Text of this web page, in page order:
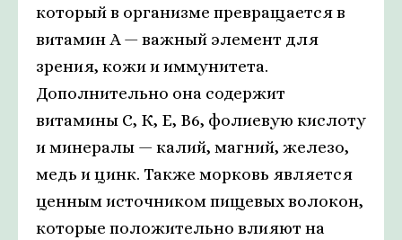
который в организме превращается в
витамин А — важный элемент для
зрения, кожи и иммунитета.
Дополнительно она содержит
витамины C, К, Е, В6, фолиевую кислоту
и минералы — калий, магний, железо,
медь и цинк. Также морковь является
ценным источником пищевых волокон,
которые положительно влияют на